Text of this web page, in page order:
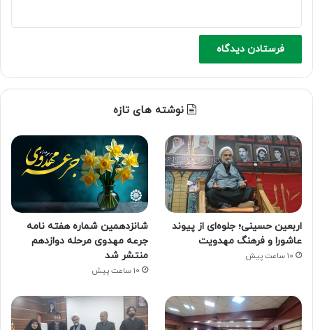
نوشته های تازه
اربعین حسینی؛ جلوه‌ای از پیوند
عاشورا و فرهنگ مهدویت
10 ساعت پیش
شانزدهمین شماره هفته‌ نامه
جرعه مهدوی مرحله دوازدهم
منتشر شد
10 ساعت پیش